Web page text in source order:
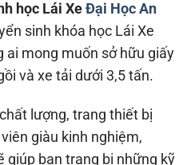
học Lái Xe Đại Học An
sinh khóa học Lái Xe
ai mong muốn sở hữu giấy
và xe tải dưới 3,5 tấn.
lượng, trang thiết bị
giàu kinh nghiệm,
giúp bạn trang bị những kỹ